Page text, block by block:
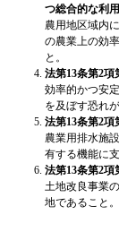
つ総合的な利用
農用地区域内
の農業上の効
と。
法第13条第2項
効率的かつ安
を及ぼす恐れ
法第13条第2項
農業用排水施
有する機能に
法第13条第2項
土地改良事業
地であること。